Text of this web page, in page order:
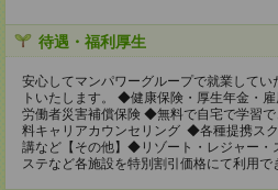
待遇・福利厚生
安心してマンパワーグループで就業して
トいたします。 ◆健康保険・厚生年金・
労働者災害補償保険 ◆無料で自宅で学習
料キャリアカウンセリング ◆各種提携ス
講など【その他】◆リゾート・レジャー・
ステなど各施設を特別割引価格にて利用で